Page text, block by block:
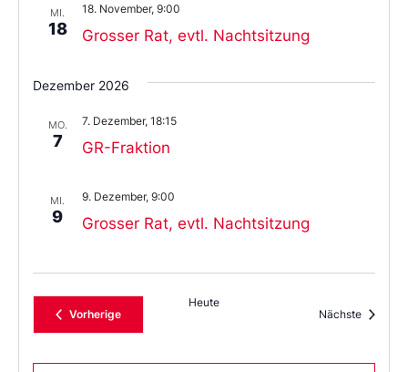
MI.
18 Grosser Rat, evtl. Nachtsitzung
18. November, 9:00
Dezember 2026
MO.
7 GR-Fraktion
7. Dezember, 18:15
MI.
9 Grosser Rat, evtl. Nachtsitzung
9. Dezember, 9:00
VorherigeVeranstaltungen
Heute
Nächste